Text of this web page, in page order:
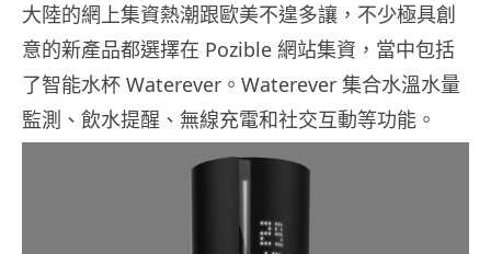
大陸的網上集資熱潮跟歐美不遑多讓，不少極具創
意的新產品都選擇在 Pozible 網站集資，當中包括
了智能水杯 Waterever。Waterever 集合水溫水量
監測、飲水提醒、無線充電和社交互動等功能。